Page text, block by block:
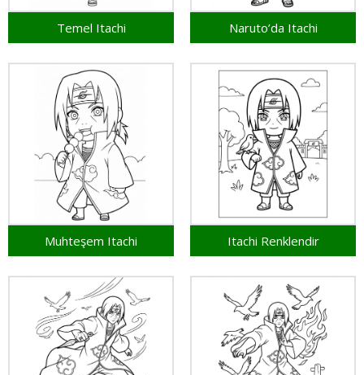
Temel Itachi Naruto’da Itachi
Muhteşem Itachi Itachi Renklendir